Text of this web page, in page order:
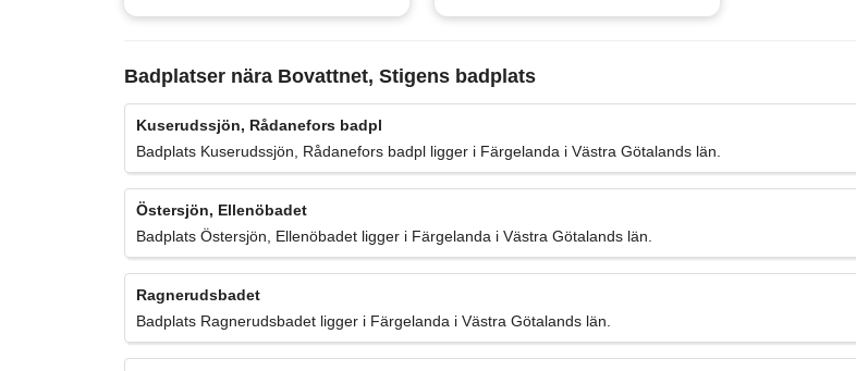
Badplatser nära Bovattnet, Stigens badplats
Kuserudssjön, Rådanefors badpl
Badplats Kuserudssjön, Rådanefors badpl ligger i Färgelanda i Västra Götalands län.
Östersjön, Ellenöbadet
Badplats Östersjön, Ellenöbadet ligger i Färgelanda i Västra Götalands län.
Ragnerudsbadet
Badplats Ragnerudsbadet ligger i Färgelanda i Västra Götalands län.